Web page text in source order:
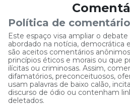
Política de
Este espaço visa ampliar o
abordado na notícia, democrática
são aceitos comentários
princípios éticos e morais ou que
ilícitas ou criminosas. Assim,
difamatórios, preconceituosos,
usam palavras de baixo calão,
discurso de ódio ou contenham
deletados.